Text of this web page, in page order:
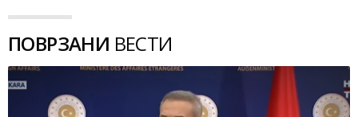
ПОВРЗАНИ ВЕСТИ